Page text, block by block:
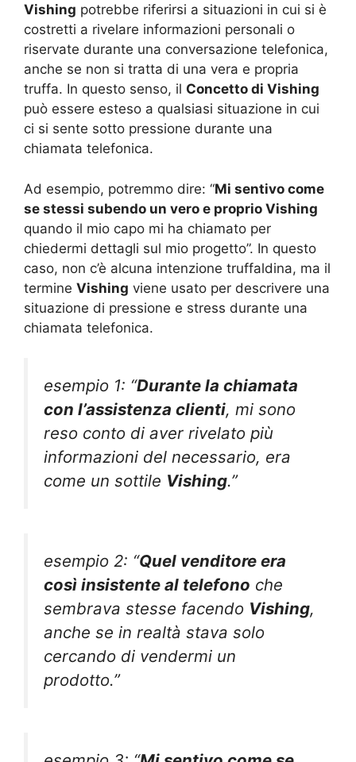
Vishing potrebbe riferirsi a situazioni in cui si è
costretti a rivelare informazioni personali o
riservate durante una conversazione telefonica,
anche se non si tratta di una vera e propria
truffa. In questo senso, il Concetto di Vishing
può essere esteso a qualsiasi situazione in cui
ci si sente sotto pressione durante una
chiamata telefonica.
Ad esempio, potremmo dire: “Mi sentivo come
se stessi subendo un vero e proprio Vishing
quando il mio capo mi ha chiamato per
chiedermi dettagli sul mio progetto”. In questo
caso, non c’è alcuna intenzione truffaldina, ma il
termine Vishing viene usato per descrivere una
situazione di pressione e stress durante una
chiamata telefonica.
esempio 1: “Durante la chiamata
con l’assistenza clienti, mi sono
reso conto di aver rivelato più
informazioni del necessario, era
come un sottile Vishing.”
esempio 2: “Quel venditore era
così insistente al telefono che
sembrava stesse facendo Vishing,
anche se in realtà stava solo
cercando di vendermi un
prodotto.”